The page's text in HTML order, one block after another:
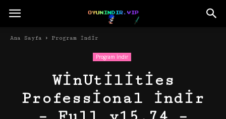
Ana Sayfa Program İndir
Program İndir
WinUtilities
Professional İndir